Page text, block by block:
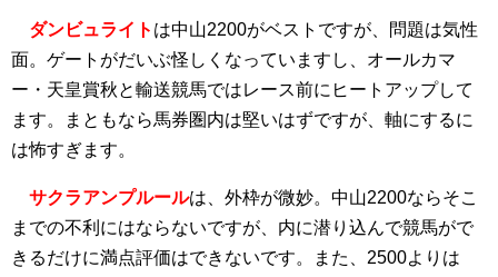
ダンビュライト は中山2200がベストですが、問題は気性
面。ゲートがだいぶ怪しくなっていますし、オールカマ
ー・天皇賞秋と輸送競馬ではレース前にヒートアップして
ます。まともなら馬券圏内は堅いはずですが、軸にするに
は怖すぎます。
サクラアンプルールは、外枠が微妙。中山2200ならそこ
までの不利にはならないですが、内に潜り込んで競馬がで
きるだけに満点評価はできないです。また、2500よりは